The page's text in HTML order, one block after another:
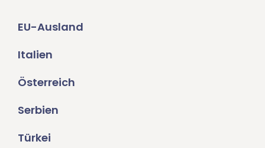
EU-Ausland
Italien
Österreich
Serbien
Türkei